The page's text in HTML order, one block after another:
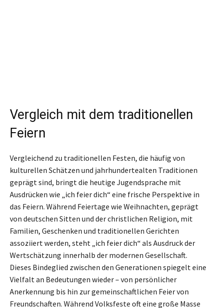
Vergleich mit dem traditionellen
Feiern
Vergleichend zu traditionellen Festen, die häufig von
kulturellen Schätzen und jahrhundertealten Traditionen
geprägt sind, bringt die heutige Jugendsprache mit
Ausdrücken wie „ich feier dich“ eine frische Perspektive in
das Feiern. Während Feiertage wie Weihnachten, geprägt
von deutschen Sitten und der christlichen Religion, mit
Familien, Geschenken und traditionellen Gerichten
assoziiert werden, steht „ich feier dich“ als Ausdruck der
Wertschätzung innerhalb der modernen Gesellschaft.
Dieses Bindeglied zwischen den Generationen spiegelt eine
Vielfalt an Bedeutungen wieder – von persönlicher
Anerkennung bis hin zur gemeinschaftlichen Feier von
Freundschaften. Während Volksfeste oft eine große Masse